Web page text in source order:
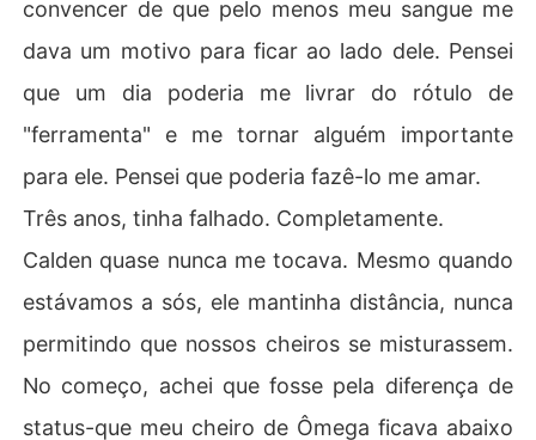
convencer de que pelo menos meu sangue me
dava um motivo para ficar ao lado dele. Pensei
que um dia poderia me livrar do rótulo de
"ferramenta" e me tornar alguém importante
para ele. Pensei que poderia fazê-lo me amar.
Três anos, tinha falhado. Completamente.
Calden quase nunca me tocava. Mesmo quando
estávamos a sós, ele mantinha distância, nunca
permitindo que nossos cheiros se misturassem.
No começo, achei que fosse pela diferença de
status-que meu cheiro de Ômega ficava abaixo